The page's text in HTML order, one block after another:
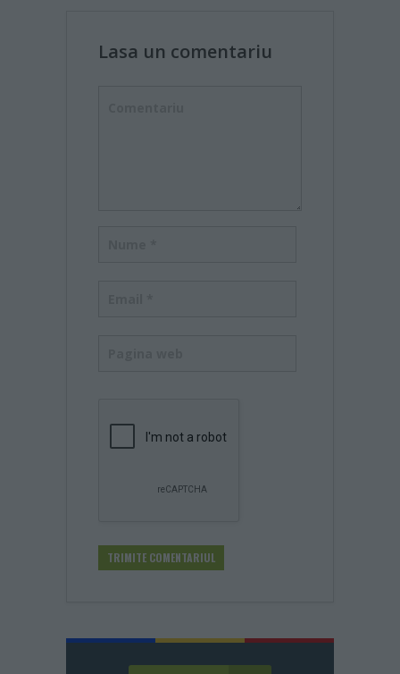
Lasa un comentariu